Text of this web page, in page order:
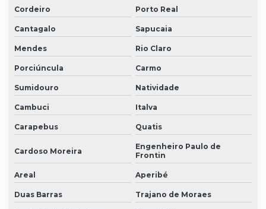
Cordeiro Porto Real
Cantagalo Sapucaia
Mendes Rio Claro
Porciúncula Carmo
Sumidouro Natividade
Cambuci Italva
Carapebus Quatis
Cardoso Moreira
Engenheiro Paulo de
Frontin
Areal Aperibé
Duas Barras Trajano de Moraes